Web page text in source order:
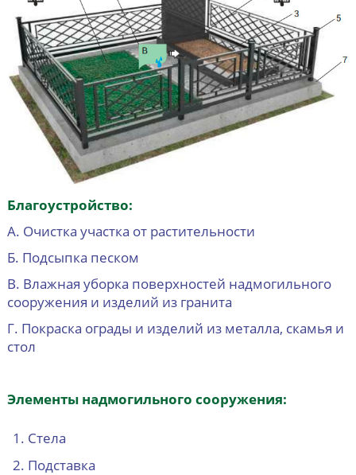
Благоустройство:
А. Очистка участка от растительности
Б. Подсыпка песком
В. Влажная уборка поверхностей надмогильного
сооружения и изделий из гранита
Г. Покраска ограды и изделий из металла, скамья и
стол
Элементы надмогильного сооружения:
Стела
Подставка